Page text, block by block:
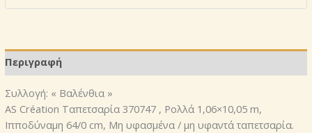
370747
Περιγραφή
Συλλογή: « Βαλένθια »
AS Création Ταπετσαρία 370747 , Ρολλά 1,06×10,05 m,
Ιπποδύναμη 64/0 cm, Μη υφασμένα / μη υφαντά ταπετσαρία.